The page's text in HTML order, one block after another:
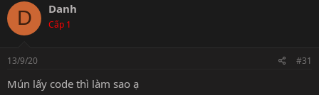
D Danh
Cấp 1
13/9/20 #31
Mún lấy code thì làm sao ạ